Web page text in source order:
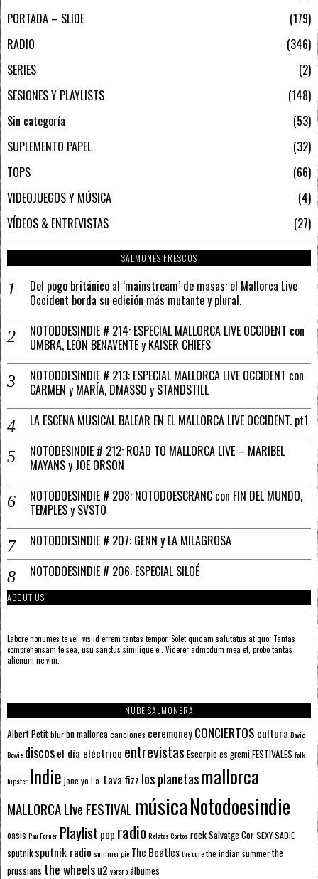
PORTADA – SLIDE
179
RADIO
346
SERIES
2
SESIONES Y PLAYLISTS
148
Sin categoría
53
SUPLEMENTO PAPEL
32
TOPS
66
VIDEOJUEGOS Y MÚSICA
4
VÍDEOS & ENTREVISTAS
27
SALMONES FRESCOS
Del pogo británico al ‘mainstream’ de masas: el Mallorca Live
Occident borda su edición más mutante y plural.
NOTODOESINDIE # 214: ESPECIAL MALLORCA LIVE OCCIDENT con
UMBRA, LEÓN BENAVENTE y KAISER CHIEFS
NOTODOESINDIE # 213: ESPECIAL MALLORCA LIVE OCCIDENT con
CARMEN y MARÍA, DMASSO y STANDSTILL
LA ESCENA MUSICAL BALEAR EN EL MALLORCA LIVE OCCIDENT. pt1
NOTODESINDIE # 212: ROAD TO MALLORCA LIVE – MARIBEL
MAYANS y JOE ORSON
NOTODOESINDIE # 208: NOTODOESCRANC con FIN DEL MUNDO,
TEMPLES y SVSTO
NOTODOESINDIE # 207: GENN y LA MILAGROSA
NOTODOESINDIE # 206: ESPECIAL SILOÉ
ABOUT US
Labore nonumes te vel, vis id errem tantas tempor. Solet quidam salutatus at quo. Tantas
comprehensam te sea, usu sanctus similique ei. Viderer admodum mea et, probo tantas
alienum ne vim.
NUBE SALMONERA
Albert Petitblurbn mallorcacanciones ceremoneyCONCIERTOS cultura David
Bowie discosel día eléctrico entrevistas Escorpioes gremiFESTIVALES folk
hipster Indie jane yo l.a. Lava fizz los planetasmallorca
MALLORCA LIve FESTIVAL músicaNotodoesindie
oasis Pau Forner Playlist pop radioRelatos CortosrockSalvatge CorSEXY SADIE
sputnik sputnik radio summer pie The Beatlesthe curethe indian summerthe
prussians the wheelsu2 veranoálbumes